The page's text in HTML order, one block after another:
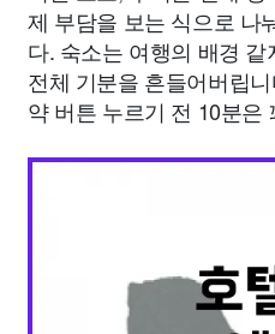
제 부담을 보는 식으로 나
다. 숙소는 여행의 배경
전체 기분을 흔들어버립
약 버튼 누르기 전 10분은